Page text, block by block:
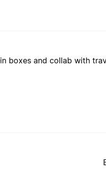
boxes and collab with